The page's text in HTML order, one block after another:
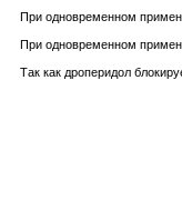
При одновременном
При одновременном
Так как дроперидол